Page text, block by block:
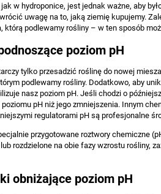
PIĘTROWEJ - MODULAR TOWER
w hydroponice, jest jednak ważne, aby
uwagę na to, jaką ziemię kupujemy.
którą podlewamy rośliny – w ten sposób
poziom pH
tylko przesadzić roślinę do nowej
podlewamy rośliny. Dodatkowo, aby
nasz poziom pH. Jeśli chodzi o
pH niż jego zmniejszenia. Innym
regulatorami pH są profesjonalne
przygotowane roztwory chemiczne
rozdzielone na obie fazy wzrostu rośliny,
obniżające poziom pH